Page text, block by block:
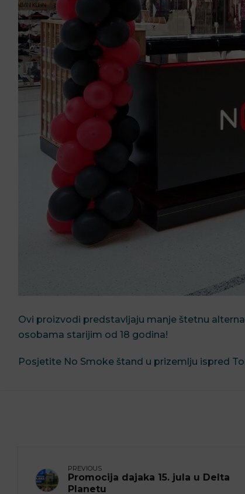
Ovi proizvodi predstavljaju manje štetnu
osobama starijim od 18 godina!
Posjetite No Smoke štand u prizemlju ispred
PREVIOUS
Promocija dajaka 15. jula u Delta
Planetu